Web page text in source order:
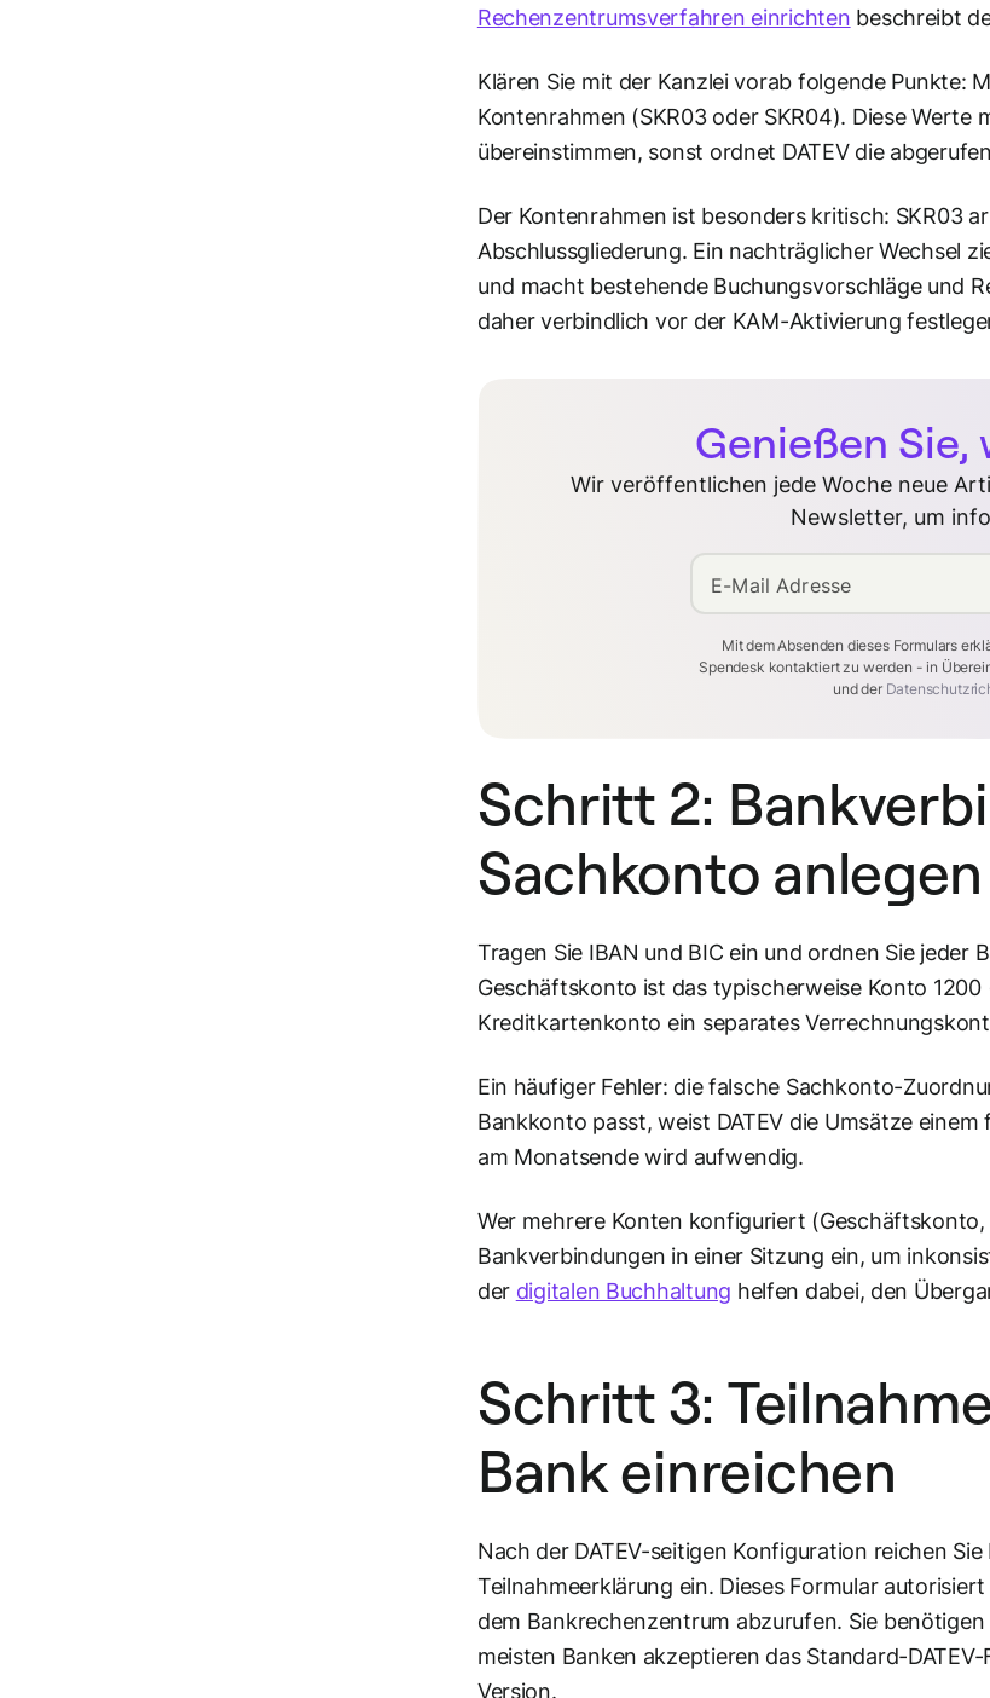
Rechenzentrumsverfahren einrichten beschreibt
Klären Sie mit der Kanzlei vorab folgende Punkte:
Kontenrahmen (SKR03 oder SKR04). Diese
übereinstimmen, sonst ordnet DATEV die
Der Kontenrahmen ist besonders kritisch: SKR03
Abschlussgliederung. Ein nachträglicher Wechsel
und macht bestehende Buchungsvorschläge und
daher verbindlich vor der KAM-Aktivierung
Genießen Sie,
Wir veröffentlichen jede Woche neue
Newsletter, um
E-Mail Adresse
Mit dem Absenden dieses Formulars
Spendesk kontaktiert zu werden - in
und der
Schritt 2:
Sachkonto anlegen
Tragen Sie IBAN und BIC ein und ordnen Sie jeder
Geschäftskonto ist das typischerweise Konto 1200
Kreditkartenkonto ein separates
Ein häufiger Fehler: die falsche Sachkonto-
Bankkonto passt, weist DATEV die Umsätze
am Monatsende wird aufwendig.
Wer mehrere Konten konfiguriert
Bankverbindungen in einer Sitzung ein, um
der digitalen Buchhaltung helfen dabei, den
Schritt 3:
Bank einreichen
Nach der DATEV-seitigen Konfiguration reichen
Teilnahmeerklärung ein. Dieses Formular
dem Bankrechenzentrum abzurufen. Sie
meisten Banken akzeptieren das Standard-
Version.